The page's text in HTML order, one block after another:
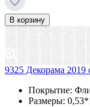
В корзину
9325 Декорама
Покрытие:
Размеры: